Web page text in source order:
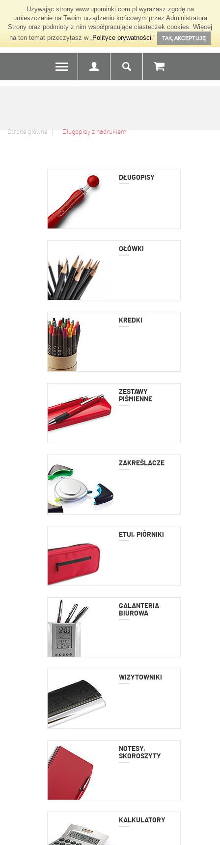
Używając strony www.upominki.com.pl wyrażasz zgodę na
umieszczenie na Twoim urządzeniu końcowym przez Administratora
Strony oraz podmioty z nim współpracujące ciasteczek cookies. Więcej
na ten temat przeczytasz w „Polityce prywatności.” TAK, AKCEPTUJĘ
Strona główna Długopisy z nadrukiem
DŁUGOPISY
OŁÓWKI
KREDKI
ZESTAWY
PIŚMIENNE
ZAKREŚLACZE
ETUI, PIÓRNIKI
GALANTERIA
BIUROWA
WIZYTOWNIKI
NOTESY,
SKOROSZYTY
KALKULATORY